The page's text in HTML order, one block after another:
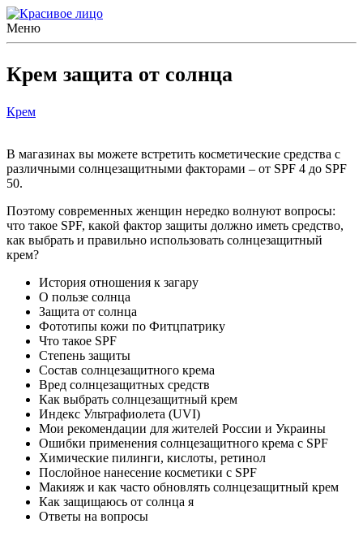
Меню
Крем защита от солнца
Крем
В магазинах вы можете встретить косметические средства с
различными солнцезащитными факторами – от SPF 4 до SPF
50.
Поэтому современных женщин нередко волнуют вопросы:
что такое SPF, какой фактор защиты должно иметь средство,
как выбрать и правильно использовать солнцезащитный
крем?
История отношения к загару
О пользе солнца
Защита от солнца
Фототипы кожи по Фитцпатрику
Что такое SPF
Cтепень защиты
Состав солнцезащитного крема
Вред солнцезащитных средств
Как выбрать солнцезащитный крем
Индекс Ультрафиолета (UVI)
Мои рекомендации для жителей России и Украины
Ошибки применения солнцезащитного крема с SPF
Химические пилинги, кислоты, ретинол
Послойное нанесение косметики с SPF
Макияж и как часто обновлять солнцезащитный крем
Как защищаюсь от солнца я
Ответы на вопросы